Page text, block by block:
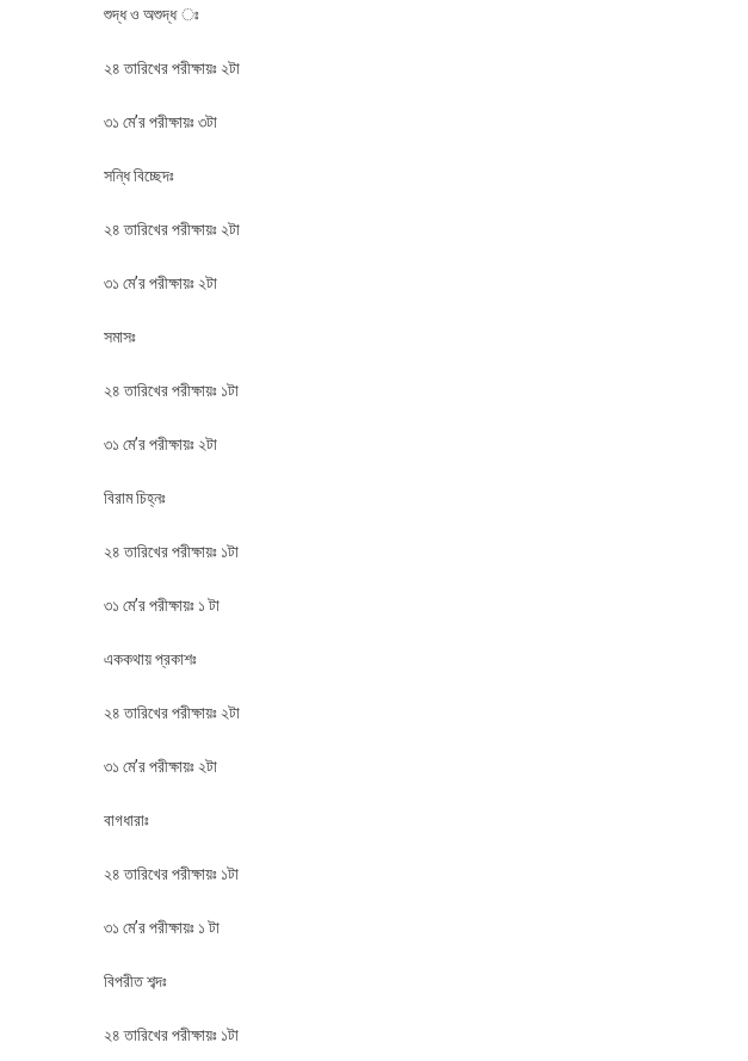
শুদ্ধ ও অশুদ্ধ ঃ
২৪ তারিখের পরীক্ষায়ঃ ২টা
৩১ মে’র পরীক্ষায়ঃ ৩টা
সন্ধি বিচ্ছেদঃ
২৪ তারিখের পরীক্ষায়ঃ ২টা
৩১ মে’র পরীক্ষায়ঃ ২টা
সমাসঃ
২৪ তারিখের পরীক্ষায়ঃ ১টা
৩১ মে’র পরীক্ষায়ঃ ২টা
বিরাম চিহ্নঃ
২৪ তারিখের পরীক্ষায়ঃ ১টা
৩১ মে’র পরীক্ষায়ঃ ১ টা
এককথায় প্রকাশঃ
২৪ তারিখের পরীক্ষায়ঃ ২টা
৩১ মে’র পরীক্ষায়ঃ ২টা
বাগধারাঃ
২৪ তারিখের পরীক্ষায়ঃ ১টা
৩১ মে’র পরীক্ষায়ঃ ১ টা
বিপরীত শব্দঃ
২৪ তারিখের পরীক্ষায়ঃ ১টা